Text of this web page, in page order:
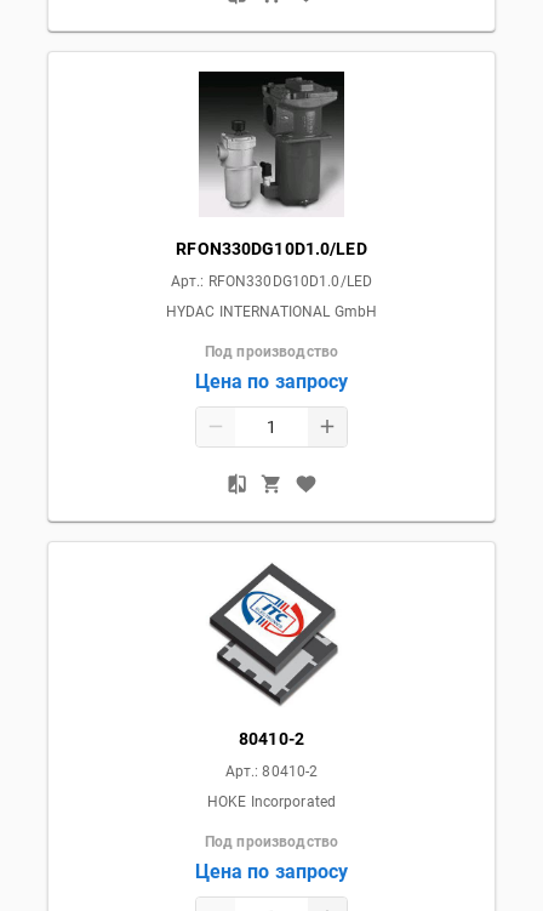
RFON330DG10D1.0/LED
Арт.: RFON330DG10D1.0/LED
HYDAC INTERNATIONAL GmbH
Под производство
Цена по запросу
80410-2
Арт.:80410-2
HOKE Incorporated
Под производство
Цена по запросу